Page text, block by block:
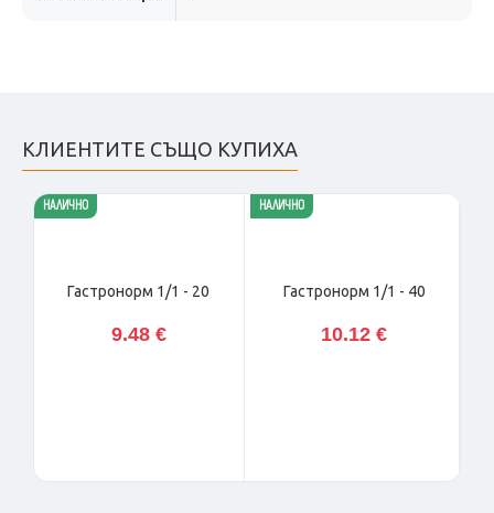
КЛИЕНТИТЕ СЪЩО КУПИХА
НАЛИЧНО
Гастронорм 1/1 - 20
9.48 €
НАЛИЧНО
Гастронорм 1/1 - 40
10.12 €